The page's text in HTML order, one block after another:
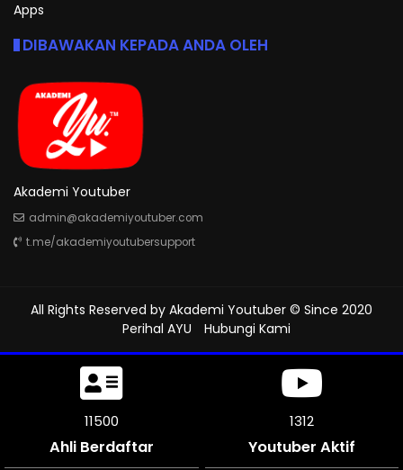
Apps
DIBAWAKAN KEPADA ANDA OLEH
Akademi Youtuber
admin@akademiyoutuber.com
t.me/akademiyoutubersupport
All Rights Reserved by Akademi Youtuber © Since 2020
Perihal AYU
Hubungi Kami
11500
Ahli Berdaftar
1312
Youtuber Aktif